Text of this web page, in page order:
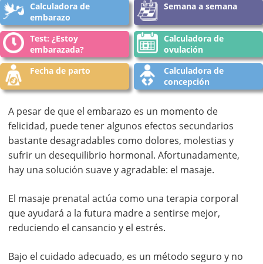
Calculadora de
embarazo
Semana a semana
Test: ¿Estoy
embarazada?
Calculadora de
ovulación
Fecha de parto
Calculadora de
concepción
A pesar de que el embarazo es un momento de
felicidad, puede tener algunos efectos secundarios
bastante desagradables como dolores, molestias y
sufrir un desequilibrio hormonal. Afortunadamente,
hay una solución suave y agradable: el masaje.
El masaje prenatal actúa como una terapia corporal
que ayudará a la futura madre a sentirse mejor,
reduciendo el cansancio y el estrés.
Bajo el cuidado adecuado, es un método seguro y no